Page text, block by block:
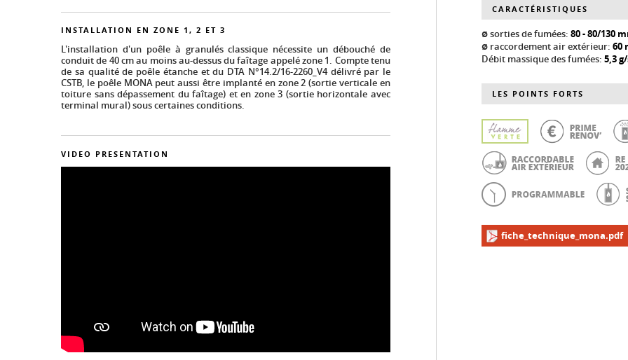
INSTALLATION EN ZONE 1, 2 ET 3
L'installation d'un poêle à granulés classique nécessite un débouché de
conduit de 40 cm au moins au-dessus du faîtage appelé zone 1. Compte tenu
de sa qualité de poêle étanche et du DTA N°14.2/16-2260_V4 délivré par le
CSTB, le poêle MONA peut aussi être implanté en zone 2 (sortie verticale en
toiture sans dépassement du faîtage) et en zone 3 (sortie horizontale avec
terminal mural) sous certaines conditions.
VIDEO PRESENTATION
CARACTÉRISTIQUES
ø sorties de fumées: 80 - 80/130
ø raccordement air extérieur: 60
Débit massique des fumées: 5,3
LES POINTS FORTS
fiche_technique_mona.pdf